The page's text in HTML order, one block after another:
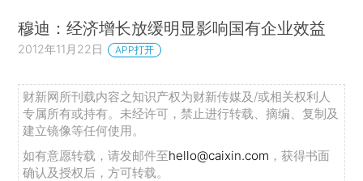
穆迪：经济增长放缓明显影响国有企业效益
2012年11月22日 APP打开
财新网所刊载内容之知识产权为财新传媒及/或相关权利人
专属所有或持有。未经许可，禁止进行转载、摘编、复制及
建立镜像等任何使用。
如有意愿转载，请发邮件至hello@caixin.com ，获得书面
确认及授权后，方可转载。